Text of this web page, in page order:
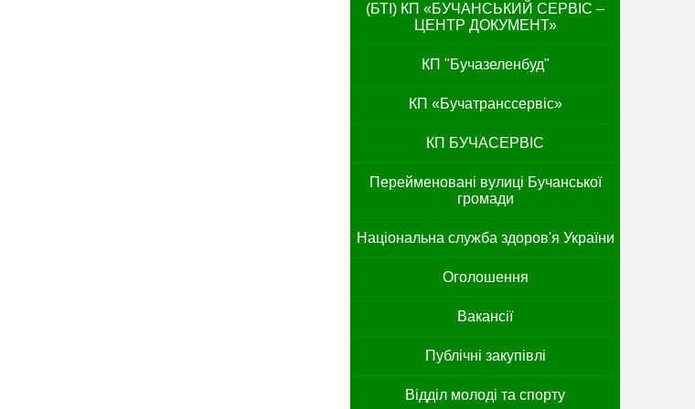
(БТІ) КП «БУЧАНСЬКИЙ СЕРВІС –
ЦЕНТР ДОКУМЕНТ»
КП "Бучазеленбуд"
КП «Бучатранссервіс»
КП БУЧАСЕРВІС
Перейменовані вулиці Бучанської
громади
Національна служба здоров'я України
Оголошення
Вакансії
Публічні закупівлі
Відділ молоді та спорту